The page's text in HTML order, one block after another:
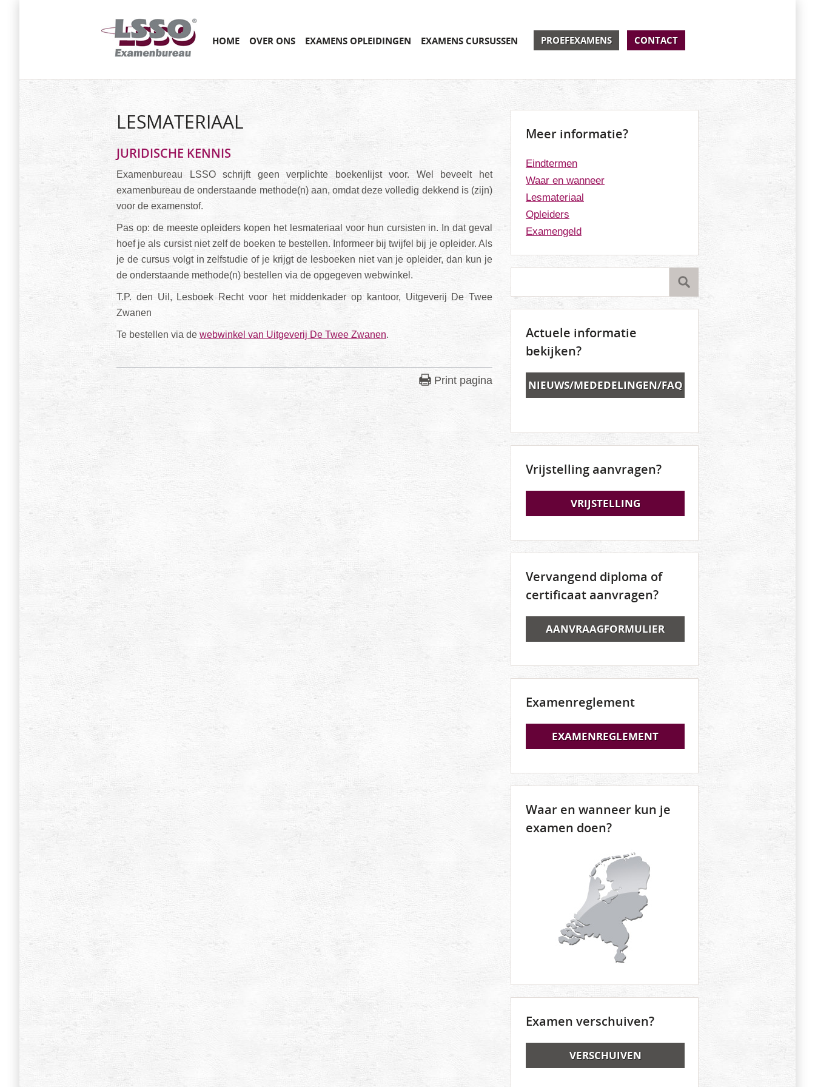
Main menu
SKIP
HOME OVER ONS EXAMENS OPLEIDINGEN EXAMENS CURSUSSEN PROEFEXAMENS CONTACT
LESMATERIAAL
JURIDISCHE KENNIS
Examenbureau LSSO schrijft geen verplichte boekenlijst voor. Wel beveelt het
examenbureau de onderstaande methode(n) aan, omdat deze volledig dekkend is (zijn)
voor de examenstof.
Pas op: de meeste opleiders kopen het lesmateriaal voor hun cursisten in. In dat geval
hoef je als cursist niet zelf de boeken te bestellen. Informeer bij twijfel bij je opleider. Als
je de cursus volgt in zelfstudie of je krijgt de lesboeken niet van je opleider, dan kun je
de onderstaande methode(n) bestellen via de opgegeven webwinkel.
T.P. den Uil, Lesboek Recht voor het middenkader op kantoor, Uitgeverij De Twee
Zwanen
Te bestellen via de webwinkel van Uitgeverij De Twee Zwanen.
Print pagina
Meer informatie?
Eindtermen
Waar en wanneer
Lesmateriaal
Opleiders
Examengeld
Actuele informatie
bekijken?
NIEUWS/MEDEDELINGEN/FAQ
Vrijstelling aanvragen?
VRIJSTELLING
Vervangend diploma of
certificaat aanvragen?
AANVRAAGFORMULIER
Examenreglement
EXAMENREGLEMENT
Waar en wanneer kun je
examen doen?
Examen verschuiven?
VERSCHUIVEN